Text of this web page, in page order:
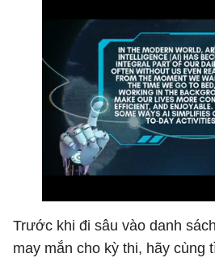
Trước khi đi sâu vào danh
may mắn cho kỳ thi, hãy cùng